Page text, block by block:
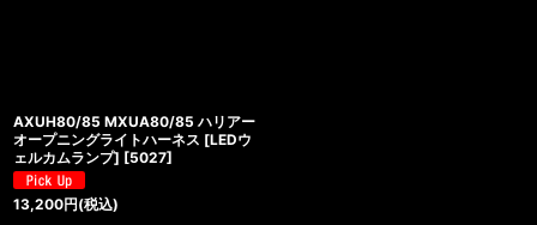
AXUH80/85 MXUA80/85 ハリアー
オープニングライトハーネス [LEDウ
ェルカムランプ] [5027]
13,200円(税込)